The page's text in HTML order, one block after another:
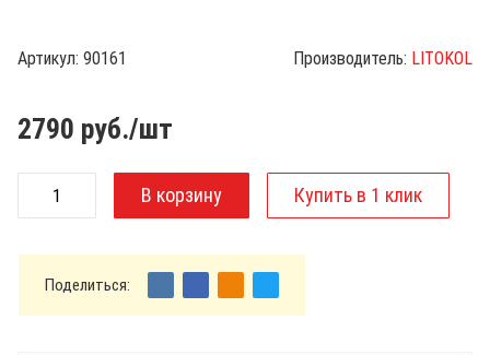
у
Артикул: 90161 Производитель: LITOKOL
2790 руб./шт
Поделиться: